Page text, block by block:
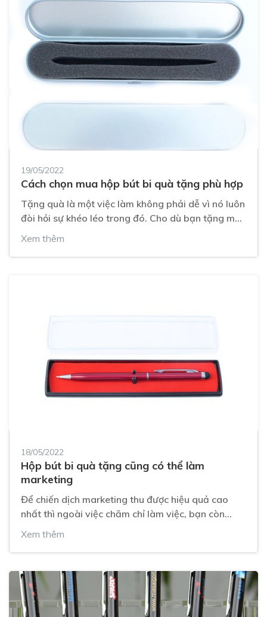
19/05/2022
Cách chọn mua hộp bút bi quà tặng phù hợp
Tặng quà là một việc làm không phải dễ vì nó luôn
đòi hỏi sự khéo léo trong đó. Cho dù bạn tặng món
quà gì, tặng món quà đó cho ai thì cũng cần phải
tấm lòng của bạn.
Xem thêm
18/05/2022
Hộp bút bi quà tặng cũng có thể làm
marketing
Để chiến dịch marketing thu được hiệu quả cao
nhất thì ngoài việc chăm chỉ làm việc, bạn còn
phải đầu tư sự sáng tạo.
Xem thêm